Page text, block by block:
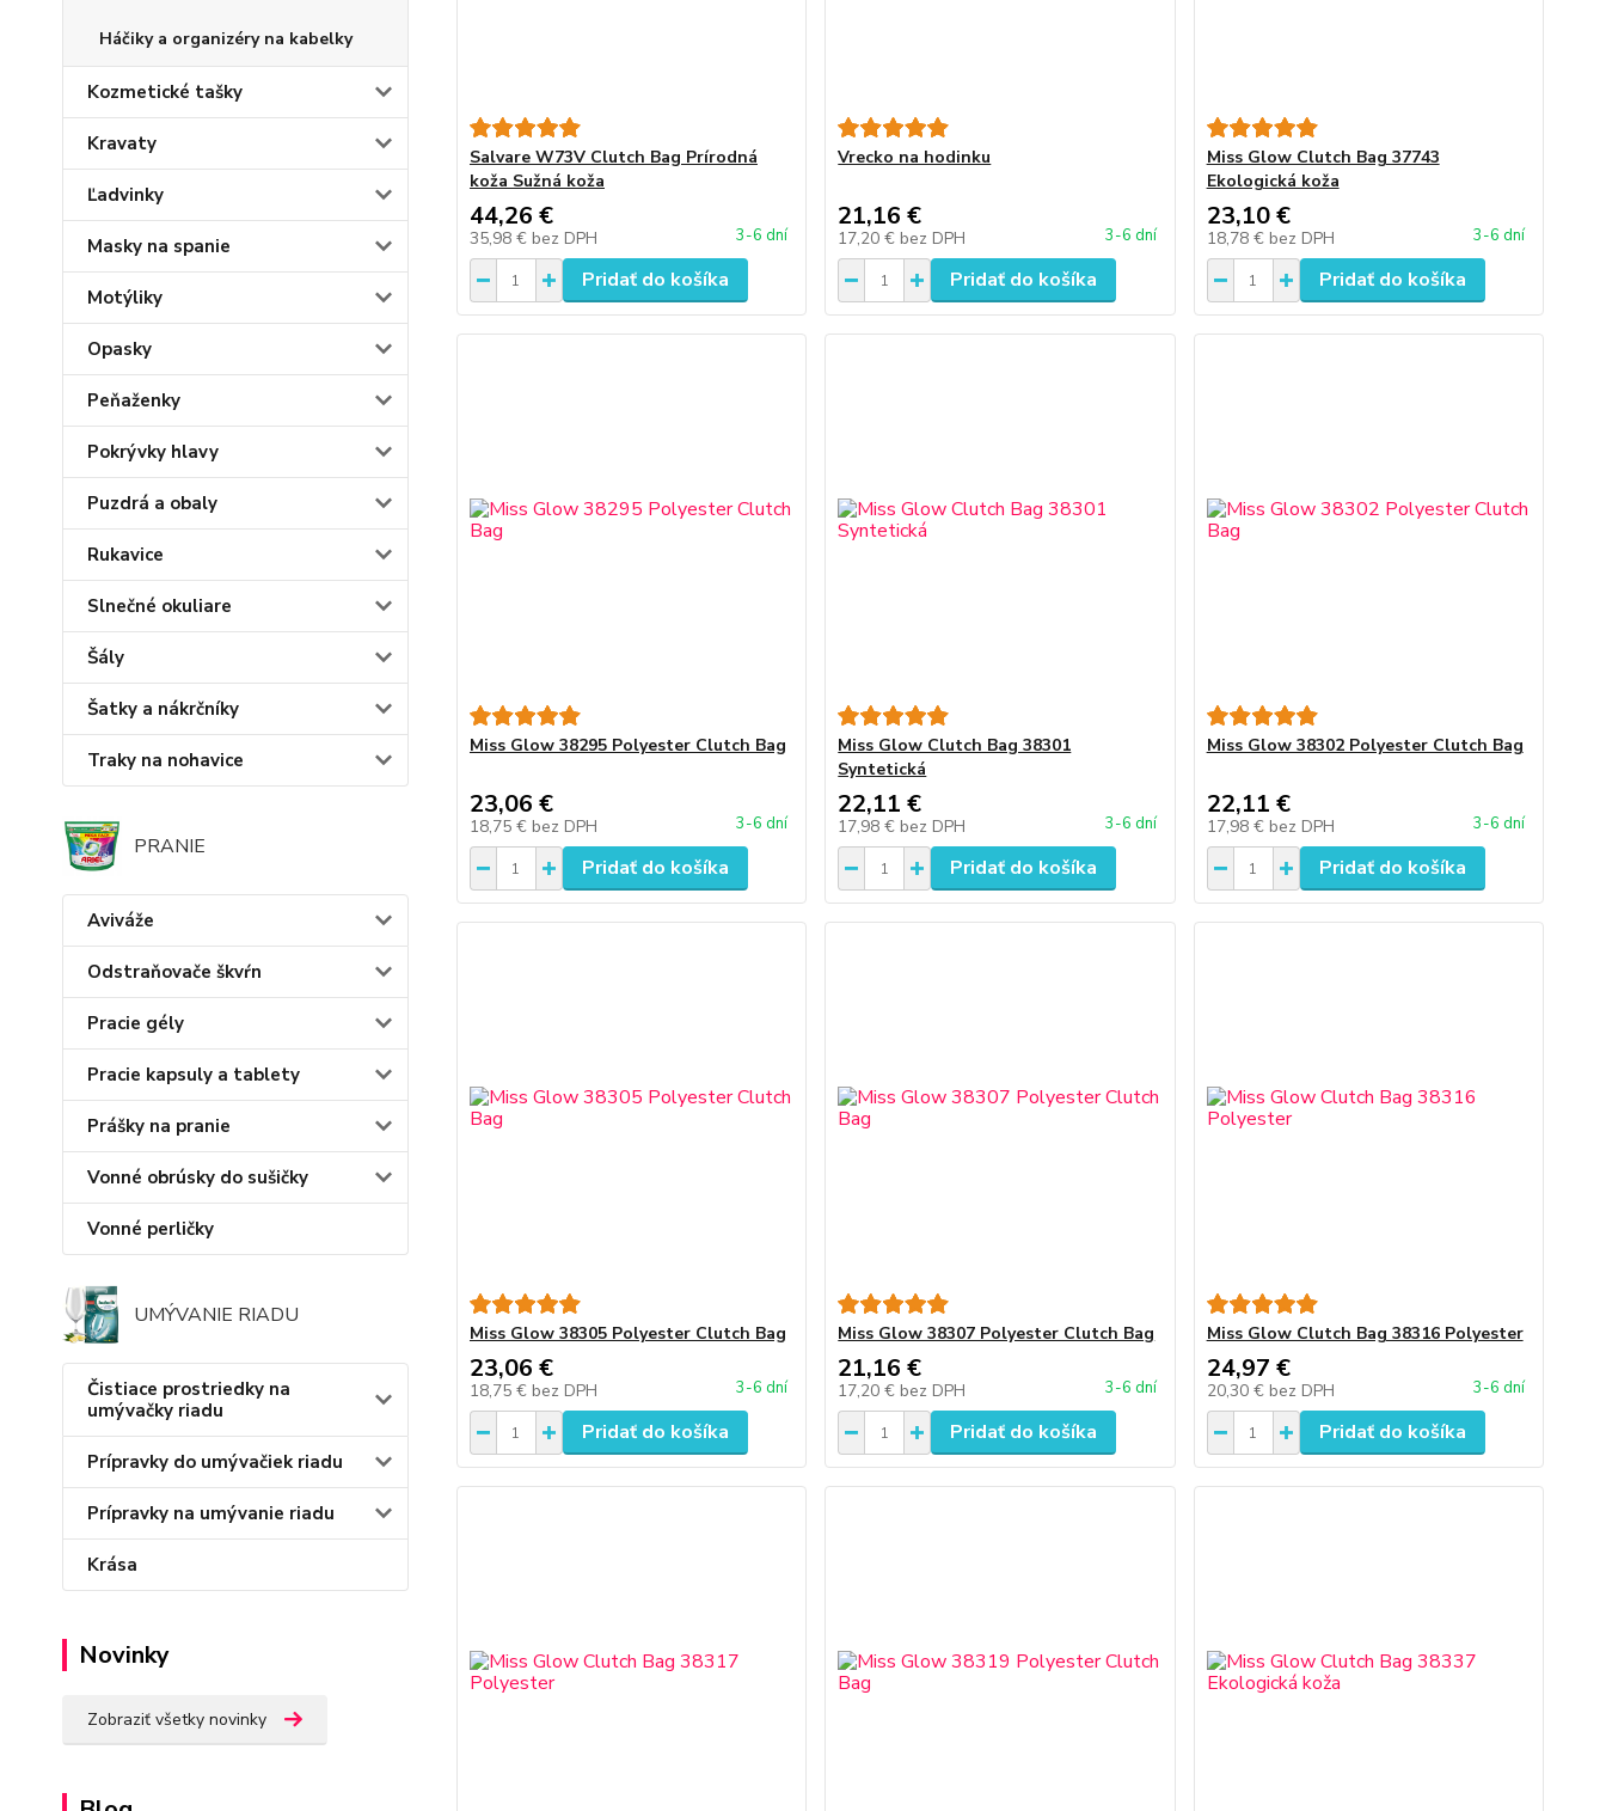
Háčiky a organizéry na kabelky
Kozmetické tašky
Kravaty
Ľadvinky
Masky na spanie
Motýliky
Opasky
Peňaženky
Pokrývky hlavy
Puzdrá a obaly
Rukavice
Slnečné okuliare
Šály
Šatky a nákrčníky
Traky na nohavice
PRANIE
Aviváže
Odstraňovače škvŕn
Pracie gély
Pracie kapsuly a tablety
Prášky na pranie
Vonné obrúsky do sušičky
Vonné perličky
UMÝVANIE RIADU
Čistiace prostriedky na
umývačky riadu
Prípravky do umývačiek riadu
Prípravky na umývanie riadu
Krása
Novinky
Zobraziť všetky novinky
Salvare W73V Clutch Bag Prírodná
koža Sužná koža
44,26 €
35,98 € bez DPH 3-6 dní
Pridať do košíka
Vrecko na hodinku
21,16 €
17,20 € bez DPH 3-6 dní
Pridať do košíka
Miss Glow Clutch Bag 37743
Ekologická koža
23,10 €
18,78 € bez DPH 3-6 dní
Pridať do košíka
Miss Glow 38295 Polyester Clutch Bag
23,06 €
18,75 € bez DPH 3-6 dní
Pridať do košíka
Miss Glow Clutch Bag 38301
Syntetická
22,11 €
17,98 € bez DPH 3-6 dní
Pridať do košíka
Miss Glow 38302 Polyester Clutch Bag
22,11 €
17,98 € bez DPH 3-6 dní
Pridať do košíka
Miss Glow 38305 Polyester Clutch Bag
23,06 €
18,75 € bez DPH 3-6 dní
Pridať do košíka
Miss Glow 38307 Polyester Clutch Bag
21,16 €
17,20 € bez DPH 3-6 dní
Pridať do košíka
Miss Glow Clutch Bag 38316 Polyester
24,97 €
20,30 € bez DPH 3-6 dní
Pridať do košíka